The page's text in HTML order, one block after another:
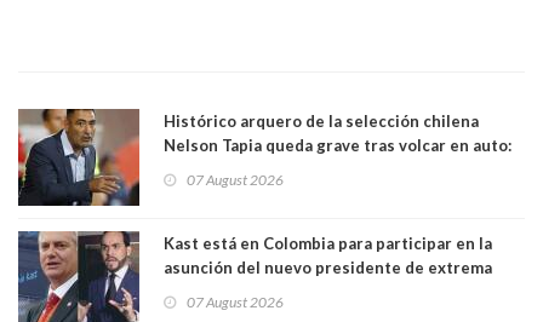
Histórico arquero de la selección chilena
Nelson Tapia queda grave tras volcar en auto:
07 August 2026
Kast está en Colombia para participar en la
asunción del nuevo presidente de extrema
07 August 2026